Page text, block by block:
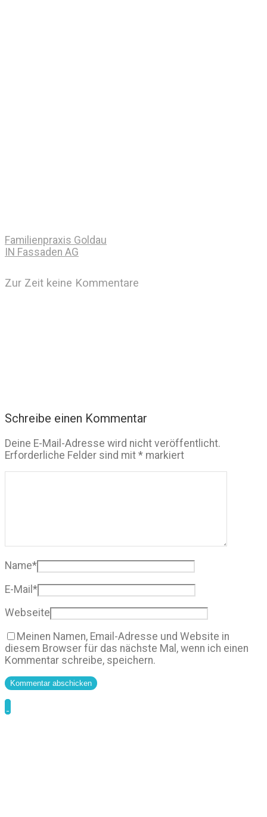
Familienpraxis Goldau
IN Fassaden AG
Zur Zeit keine Kommentare
Schreibe einen Kommentar
Deine E-Mail-Adresse wird nicht veröffentlicht.
Erforderliche Felder sind mit * markiert
Name*
E-Mail *
Webseite
Meinen Namen, Email-Adresse und Website in
diesem Browser für das nächste Mal, wenn ich einen
Kommentar schreibe, speichern.